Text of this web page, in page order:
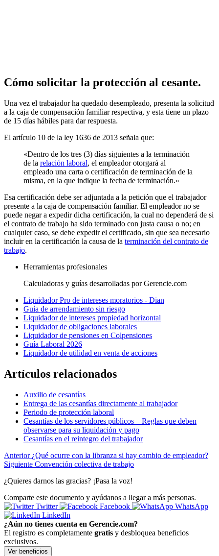
Cómo solicitar la protección al cesante.
Una vez el trabajador ha quedado desempleado, presenta la solicitud
a la caja de compensación familiar respectiva, y esta tiene un plazo
de 15 días hábiles para dar respuesta.
El artículo 10 de la ley 1636 de 2013 señala que:
«Dentro de los tres (3) días siguientes a la terminación
de la relación laboral, el empleador otorgará al
empleado una carta o certificación de terminación de la
misma, en la que indique la fecha de terminación.»
Esa certificación debe ser adjuntada a la petición que el trabajador
presente a la caja de compensación familiar. El empleador no se
puede negar a expedir dicha certificación, la cual no dependerá de si
el contrato de trabajo ha sido terminado con justa causa o no; en
cualquier caso, se debe expedir el certificado, sin que sea necesario
incluir en la certificación la causa de la terminación del contrato de
trabajo.
Herramientas profesionales
Calculadoras y guías desarrolladas por Gerencie.com
Liquidador Pro de intereses moratorios - Dian
Guía de arrendamiento sin riesgo
Liquidador de intereses propiedad horizontal
Liquidador de obligaciones laborales
Liquidador de pensiones en Colpensiones
Guía Laboral 2026
Liquidador de utilidad en venta de acciones
Artículos relacionados
Auxilio de cesantías
Entrega de las cesantías directamente al trabajador
Periodo de protección laboral
Cesantías de los servidores públicos – Reglas que deben
observarse para su liquidación y pago
Cesantías en el reintegro del trabajador
Anterior ¿Qué ocurre con la libranza si hay cambio de empleador?
Siguiente Convención colectiva de trabajo
¿Quieres darnos las gracias? ¡Pasa la voz!
Comparte este documento y ayúdanos a llegar a más personas.
Twitter
Facebook
WhatsApp
LinkedIn
¿Aún no tienes cuenta en Gerencie.com?
El registro es completamente gratis y desbloquea beneficios
exclusivos.
Ver beneficios